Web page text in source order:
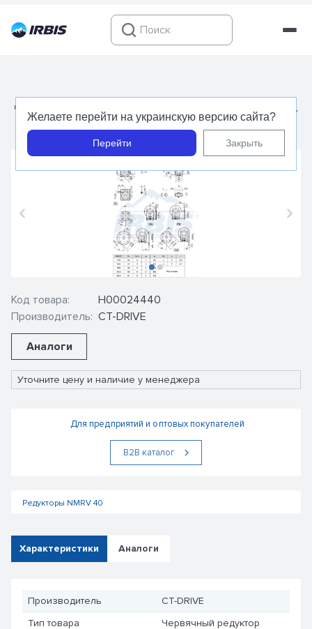
Желаете перейти на украинскую версию сайта?
Перейти Закрыть
Червячный редуктор - NMRV 40 30 IEC71B14 -
CT-DRIVE
Код товара:
Производитель:
Н00024440
CT-DRIVE
Аналоги
Уточните цену и наличие у менеджера
Для предприятий и оптовых покупателей
В2В каталог
Редукторы NMRV 40
Характеристики Аналоги
Производитель
CT-DRIVE
Тип товара
Червячный редуктор